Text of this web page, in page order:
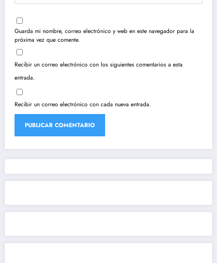
Guarda mi nombre, correo electrónico y web en este navegador para la
próxima vez que comente.
Recibir un correo electrónico con los siguientes comentarios a esta
entrada.
Recibir un correo electrónico con cada nueva entrada.